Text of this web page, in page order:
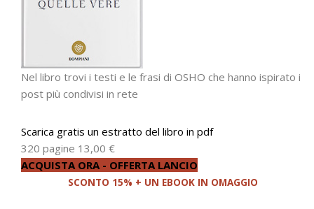
Nel libro trovi i testi e le frasi di OSHO che hanno ispirato i
post più condivisi in rete
Scarica gratis un estratto del libro in pdf
320 pagine 13,00 €
ACQUISTA ORA - OFFERTA LANCIO
SCONTO 15% + UN EBOOK IN OMAGGIO